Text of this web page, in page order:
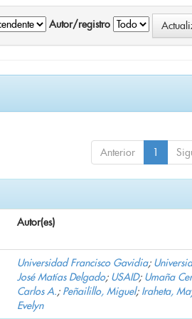
Autor/registro
Anterior 1
Autor(es)
Universidad Francisco Gavidia;
José Matías Delgado; USAID; Umaña
Carlos A.; Peñailillo, Miguel; Iraheta,
Evelyn